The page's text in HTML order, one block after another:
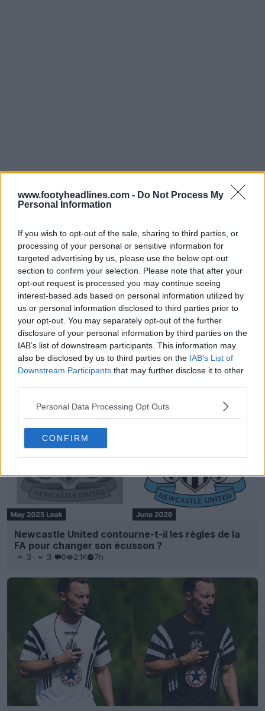
www.footyheadlines.com - Do Not Process My
Personal Information
If you wish to opt-out of the sale, sharing to third parties, or
processing of your personal or sensitive information for
targeted advertising by us, please use the below opt-out
section to confirm your selection. Please note that after your
opt-out request is processed you may continue seeing
interest-based ads based on personal information utilized by
us or personal information disclosed to third parties prior to
your opt-out. You may separately opt-out of the further
disclosure of your personal information by third parties on the
IAB’s list of downstream participants. This information may
also be disclosed by us to third parties on the IAB’s List of
Downstream Participants that may further disclose it to other
Personal Data Processing Opt Outs
CONFIRM
Fabricants de maillots de la Liga 26-27 : Nike
prend la tête, 10 marques se partagent les 20
clubs
4 1 0 1.1K 4h
Newcastle United contourne-t-il les règles de la
FA pour changer son écusson ?
3 3 0 2.1K 7h